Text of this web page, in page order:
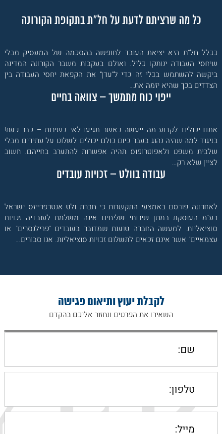
כל מה שרציתם לדעת על חל"ת בתקופת הקורונה
ככלל חל"ת היא יציאת העובד לחופשה בהסכמה של המעסיק מבלי
שיחסי העבודה ינותקו כליל. ואולם בעקבות משבר הקורונה המדינה
ביקשה להשתמש בכלי זה כדי ל"עדן" את הקפאת יחסי העבודה בין
הצדדים בכך שהיא יזמה את…
ייפוי כוח מתמשך – צוואה בחיים
אתם יכולים לקבוע מה ייעשה כאשר תגיעו לאי כשירות – כבר כעת!
בניגוד למה שהיה נהוג בעבר כיום כולם יכולים לשלוט על עתידים מבלי
שלבית משפט ולאפוטרופוס תהיה אפשרות להתערב בחייהם. חשוב
לציין שלא רק…
עבודה בוולט – זכויות עובדים
לאחרונה פורסם באמצעי התקשרות כי חברת ולט אנטרפרייזס ישראל
בע"מ העוסקת במתן שירותי שליחים אינה משלמת לעובדיה זכויות
סוציאליות. למעשה החברה טוענת שמדובר בעובדים "פרילנסרים" או
עצמאיים" אשר אינם זכאים לתשלום זכויות סוציאליות. אנו סבורים…
לקבלת יעוץ ותיאום פגישה
השאירו את הפרטים ונחזור אליכם בהקדם